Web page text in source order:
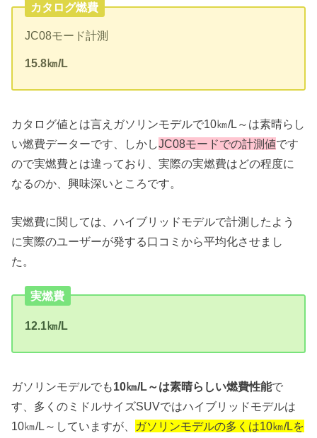
カタログ燃費
JC08モード計測
15.8㎞/L
カタログ値とは言えガソリンモデルで10㎞/L～は素晴らし
い燃費データーです、しかしJC08モードでの計測値です
ので実燃費とは違っており、実際の実燃費はどの程度に
なるのか、興味深いところです。
実燃費に関しては、ハイブリッドモデルで計測したよう
に実際のユーザーが発する口コミから平均化させまし
た。
実燃費
12.1㎞/L
ガソリンモデルでも10㎞/L～は素晴らしい燃費性能で
す、多くのミドルサイズSUVではハイブリッドモデルは
10㎞/L～していますが、 ガソリンモデルの多くは10㎞/Lを